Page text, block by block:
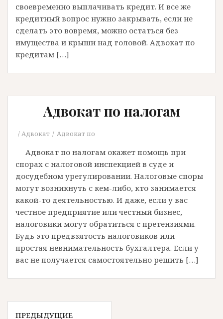
своевременно выплачивать кредит. И все же
кредитный вопрос нужно закрывать, если не
сделать это вовремя, можно остаться без
имущества и крыши над головой. Адвокат по
кредитам […]
Адвокат по налогам
Адвокат Адвокат по
Адвокат по налогам окажет помощь при
спорах с налоговой инспекцией в суде и
досудебном урегулировании. Налоговые споры
могут возникнуть с кем-либо, кто занимается
какой-то деятельностью. И даже, если у вас
честное предприятие или честный бизнес,
налоговики могут обратиться с претензиями.
Будь это предвзятость налоговиков или
простая невнимательность бухгалтера. Если у
вас не получается самостоятельно решить […]
ПРЕДЫДУЩИЕ